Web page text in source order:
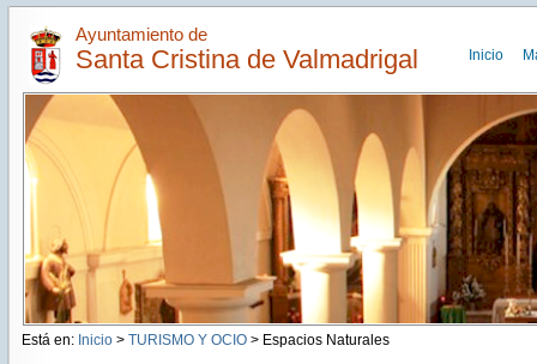
Ayuntamiento de
Santa Cristina de Valmadrigal Inicio
Está en: Inicio > TURISMO Y OCIO> Espacios Naturales